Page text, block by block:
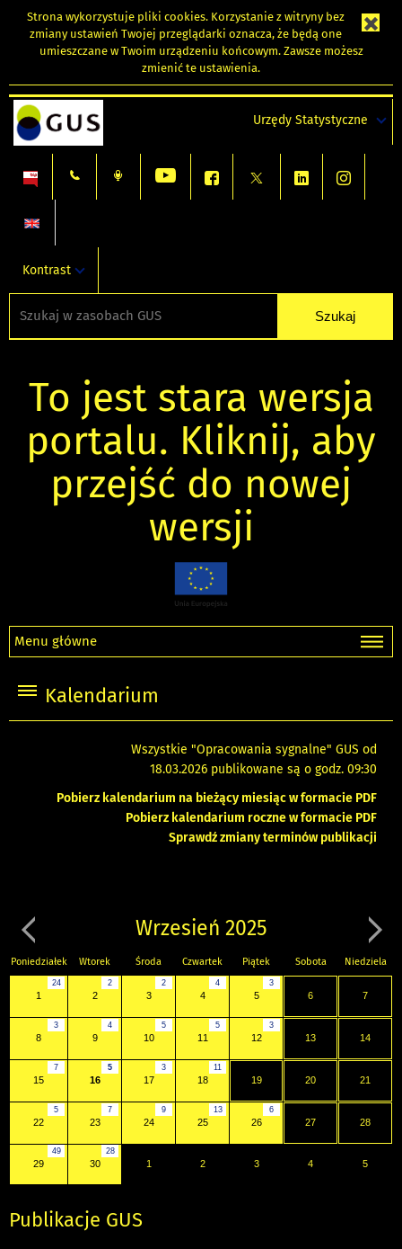
Strona wykorzystuje pliki cookies. Korzystanie z witryny bez
zmiany ustawień Twojej przeglądarki oznacza, że będą one
umieszczane w Twoim urządzeniu końcowym. Zawsze możesz
zmienić te ustawienia.
Urzędy Statystyczne
Kontrast
To jest stara wersja
portalu. Kliknij, aby
przejść do nowej
wersji
Menu główne
Kalendarium
Wszystkie "Opracowania sygnalne" GUS od
18.03.2026 publikowane są o godz. 09:30
Pobierz kalendarium na bieżący miesiąc w formacie PDF
Pobierz kalendarium roczne w formacie PDF
Sprawdź zmiany terminów publikacji
Wrzesień 2025
Poniedziałek Wtorek Środa Czwartek Piątek Sobota Niedziela
24
1
2
2
2
3
4
4
3
5 6 7
3
8
4
9
5
10
5
11
3
12 13 14
7
15
5
16
3
17
11
18 19 20 21
5
22
7
23
9
24
13
25
6
26 27 28
49
29
28
30 1 2 3 4 5
Publikacje GUS